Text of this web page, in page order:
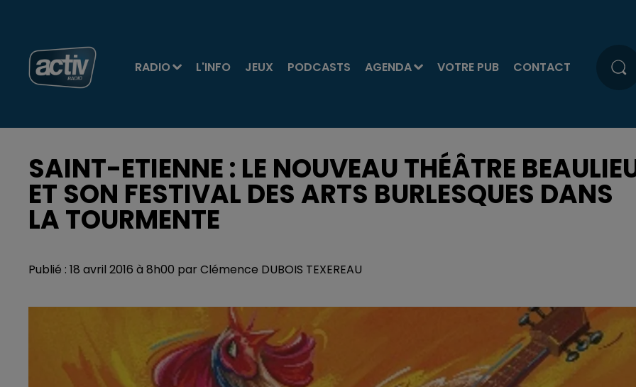
RADIO L'INFO JEUX PODCASTS AGENDA VOTRE PUB CONTACT
SAINT-ETIENNE : LE NOUVEAU THÉÂTRE
ET SON FESTIVAL DES ARTS BURLESQUES DANS
LA TOURMENTE
Publié : 18 avril 2016 à 8h00 par Clémence DUBOIS TEXEREAU